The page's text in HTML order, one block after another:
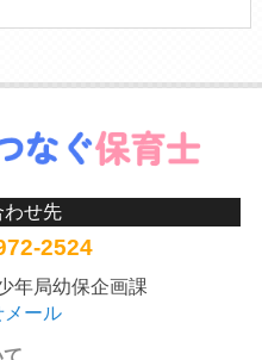
わせ先
2524
年局幼保企画課
メール